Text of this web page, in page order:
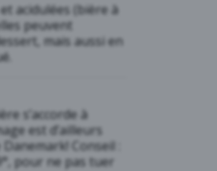
acidulées (bière à
peuvent
mais aussi en
s’accorde à
est d’ailleurs
Conseil :
pour ne pas tuer